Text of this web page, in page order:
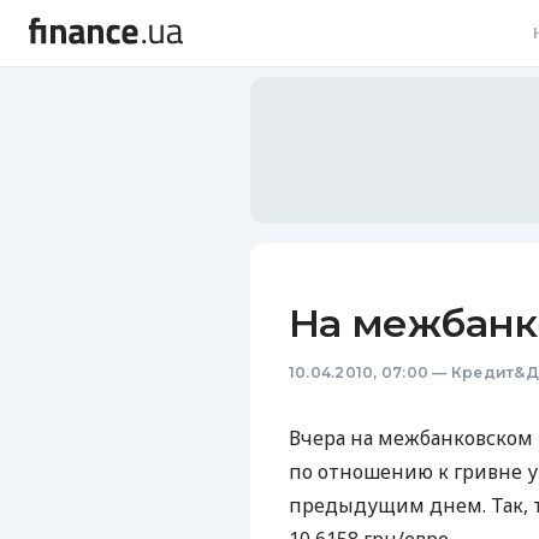
На
10.04.2010, 07:00 —
Вчера на
по отношению к гривне
предыдущим днем. Так,